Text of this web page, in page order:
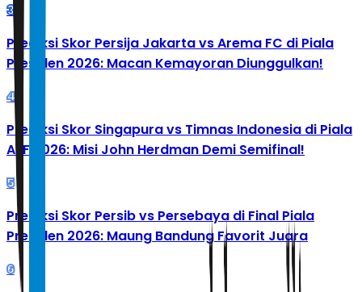
3
Prediksi Skor Persija Jakarta vs Arema FC di Piala
Presiden 2026: Macan Kemayoran Diunggulkan!
4
Prediksi Skor Singapura vs Timnas Indonesia di Piala
AFF 2026: Misi John Herdman Demi Semifinal!
5
Prediksi Skor Persib vs Persebaya di Final Piala
Presiden 2026: Maung Bandung Favorit Juara
6